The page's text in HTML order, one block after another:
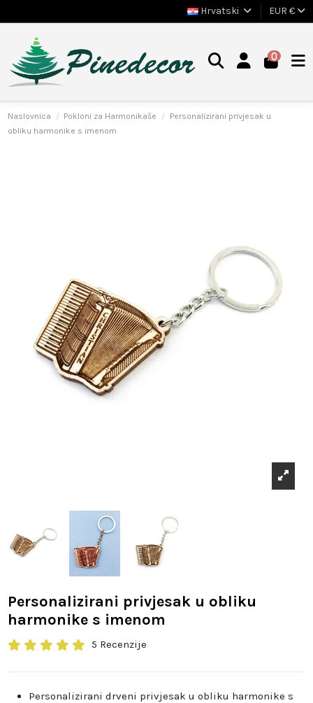
Hrvatski EUR €
0
Naslovnica Pokloni za Harmonikaše
Personalizirani privjesak u
obliku harmonike s imenom
Personalizirani privjesak u obliku
harmonike s imenom
5 Recenzije
Personalizirani drveni privjesak u obliku harmonike s